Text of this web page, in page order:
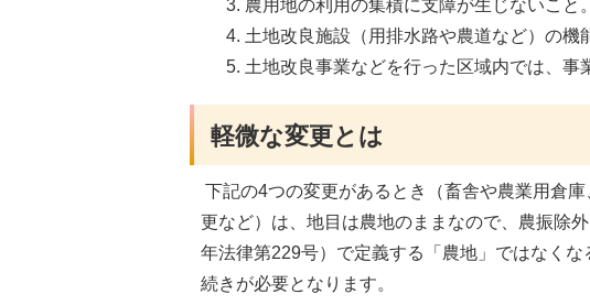
農用地の利用の集積に支障が生じないこと。
土地改良施設（用排水路や農道など）の機
土地改良事業などを行った区域内では、事
軽微な変更とは
下記の4つの変更があるとき（畜舎や農業用倉
更など）は、地目は農地のままなので、農振除
年法律第229号）で定義する「農地」ではなく
続きが必要となります。